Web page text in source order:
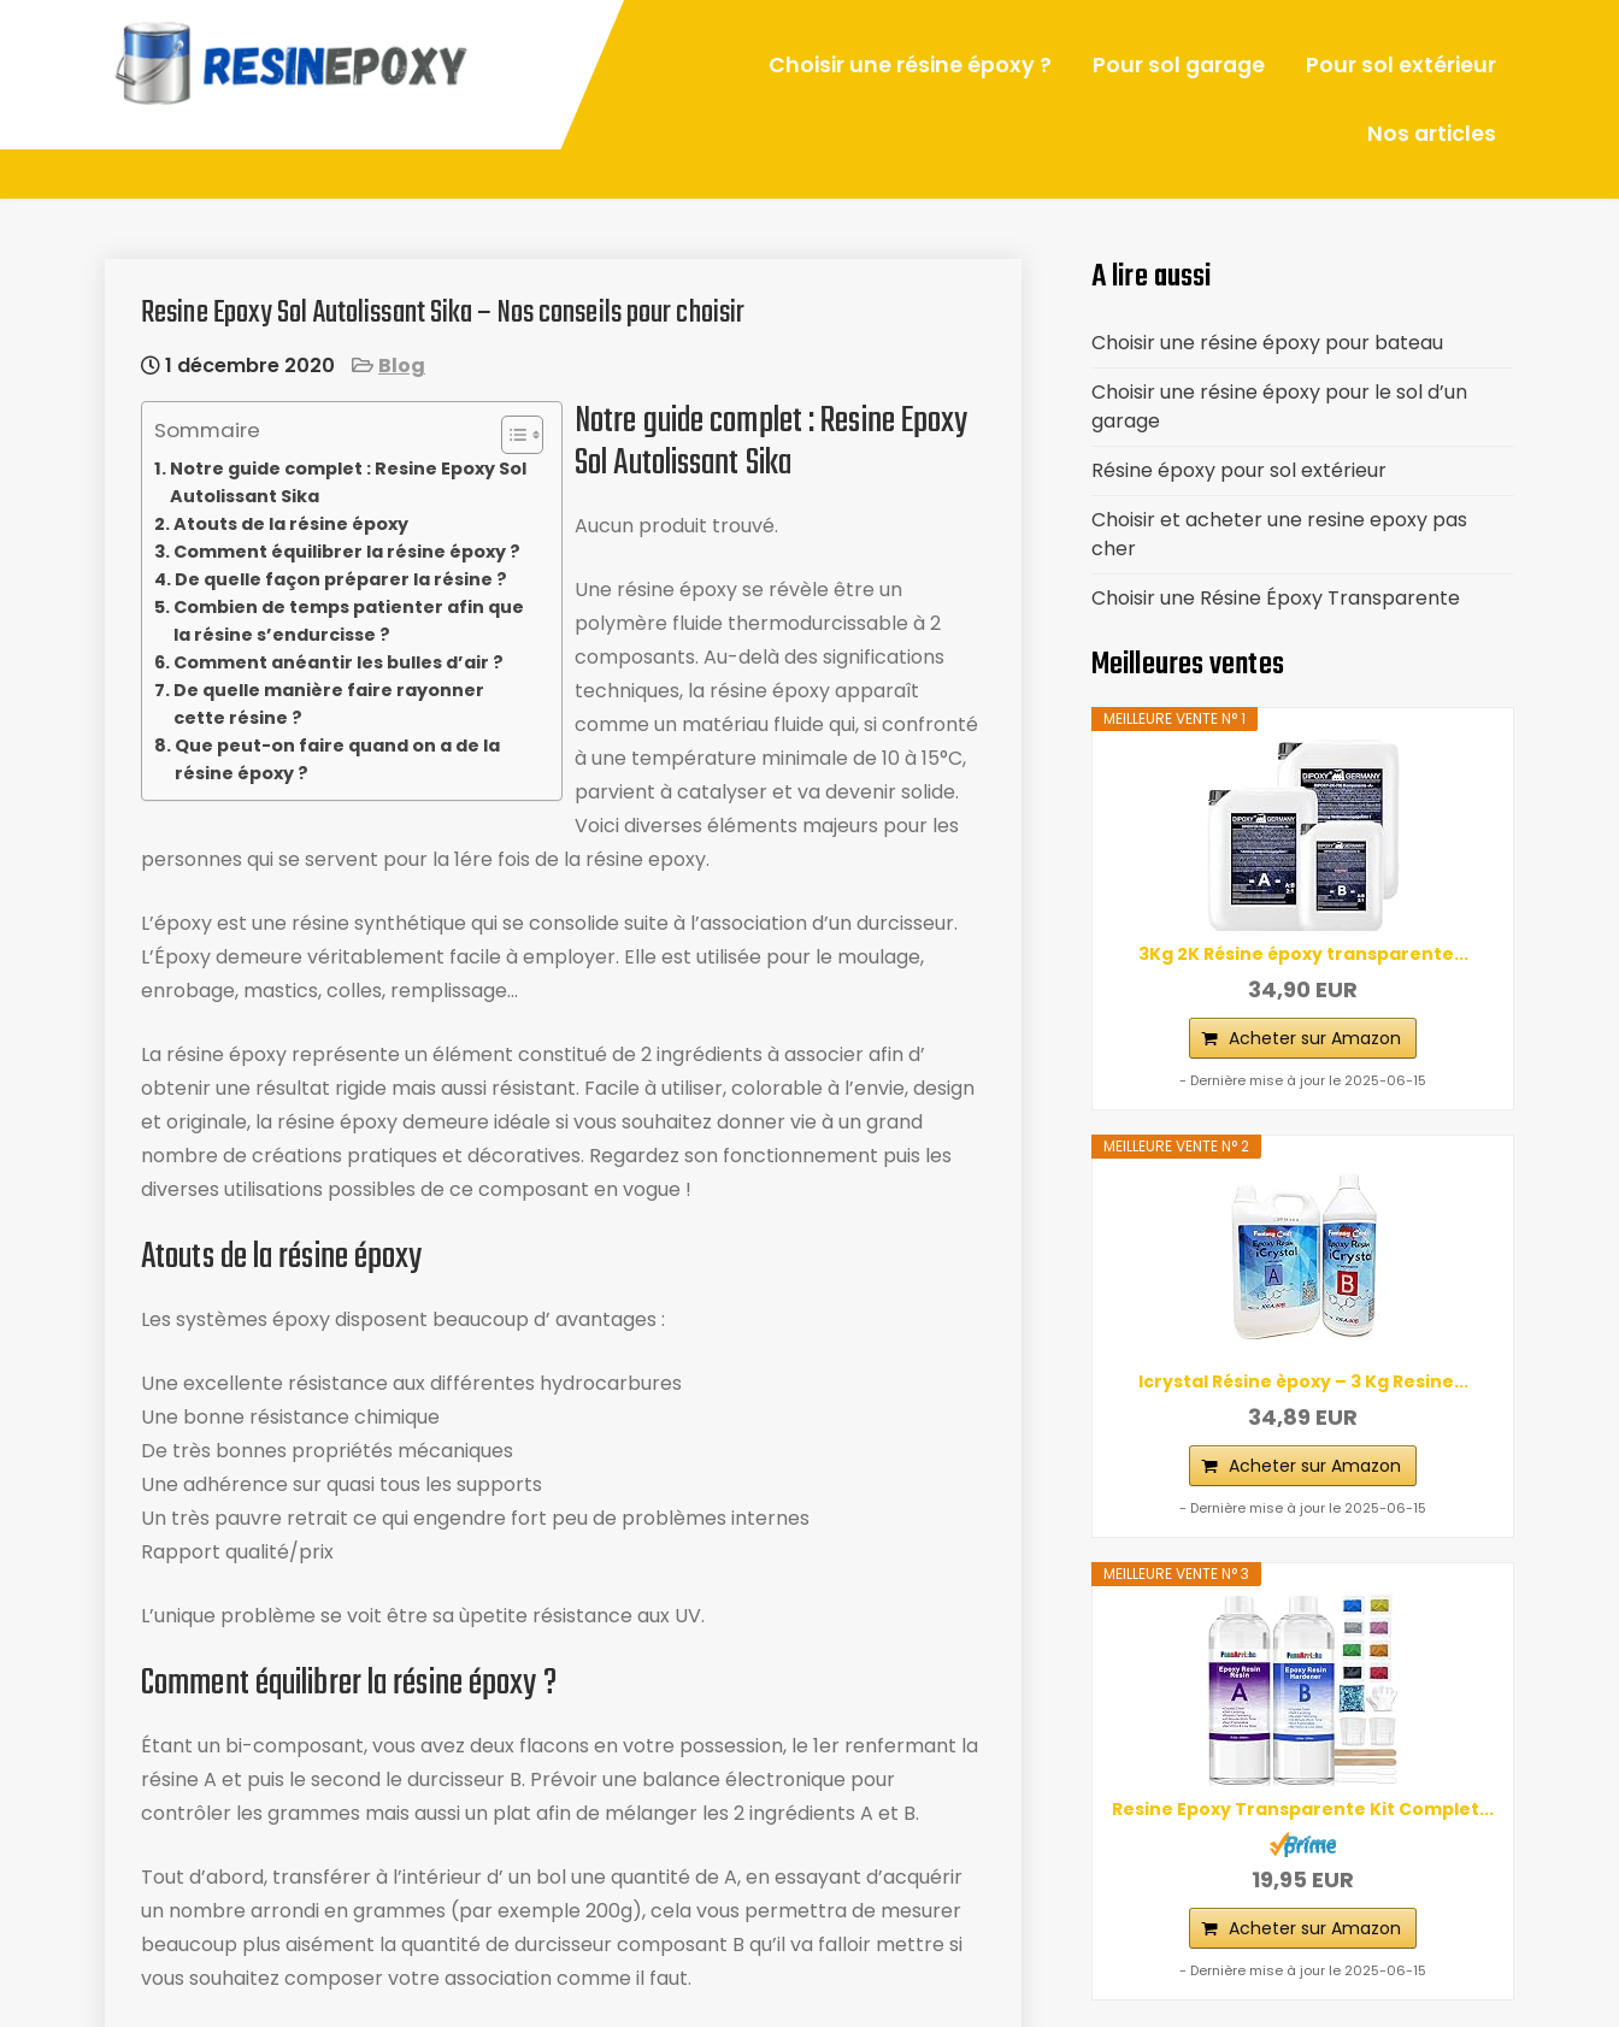
Guide d'achat : Résine
époxy
Choisir une résine époxy ? Pour sol garage Pour sol extérieur
Nos articles
Resine Epoxy Sol Autolissant Sika – Nos conseils pour choisir
1 décembre 2020 Blog
Sommaire
Notre guide complet : Resine Epoxy Sol
Autolissant Sika
Atouts de la résine époxy
Comment équilibrer la résine époxy ?
De quelle façon préparer la résine ?
Combien de temps patienter afin que
la résine s’endurcisse ?
Comment anéantir les bulles d’air ?
De quelle manière faire rayonner
cette résine ?
Que peut-on faire quand on a de la
résine époxy ?
Notre guide complet : Resine Epoxy
Sol Autolissant Sika
Aucun produit trouvé.
Une résine époxy se révèle être un
polymère fluide thermodurcissable à 2
composants. Au-delà des significations
techniques, la résine époxy apparaît
comme un matériau fluide ​qui, si confronté
à une température minimale de 10 à 15°C,
parvient à catalyser et va devenir solide. ​
Voici diverses éléments majeurs pour les
personnes qui se servent pour la 1ére fois de la résine epoxy.
L’époxy est une résine synthétique qui se consolide suite à l’association d’un durcisseur.
L’Époxy demeure véritablement facile à employer. Elle est utilisée pour le moulage,
enrobage, mastics, colles, remplissage…
La résine époxy représente un élément constitué de 2 ingrédients à associer afin d’
obtenir une résultat rigide mais aussi résistant. Facile à utiliser, colorable à l’envie, design
et originale, la résine époxy demeure idéale si vous souhaitez donner vie à un grand
nombre de créations pratiques et décoratives. Regardez son fonctionnement puis les
diverses utilisations possibles de ce composant en vogue !
Atouts de la résine époxy
Les systèmes époxy disposent beaucoup d’ avantages :
Une excellente résistance aux différentes hydrocarbures
Une bonne résistance chimique
De très bonnes propriétés mécaniques
Une adhérence sur quasi tous les supports
Un très pauvre retrait ce qui engendre fort peu de problèmes internes
Rapport qualité/prix
L’unique problème se voit être sa ùpetite résistance aux UV.
Comment équilibrer la résine époxy ?
Étant un bi-composant, vous avez deux flacons en votre possession, le 1er renfermant la
résine A et puis le second le durcisseur B. Prévoir une balance électronique ​pour
contrôler les grammes mais aussi un plat afin de mélanger les 2 ingrédients A et B.
Tout d’abord, transférer à l’intérieur d’ un bol une quantité de A, en essayant d’acquérir
un nombre arrondi en grammes (par exemple 200g), cela vous permettra de mesurer
beaucoup plus aisément la quantité de durcisseur composant B qu’il va falloir mettre si
vous souhaitez composer votre association comme il faut.
A lire aussi
Choisir une résine époxy pour bateau
Choisir une résine époxy pour le sol d’un
garage
Résine époxy pour sol extérieur
Choisir et acheter une resine epoxy pas
cher
Choisir une Résine Époxy Transparente
Meilleures ventes
MEILLEURE VENTE N° 1
3Kg 2K Résine époxy transparente...
34,90 EUR
Acheter sur Amazon
- Dernière mise à jour le 2025-06-15
MEILLEURE VENTE N° 2
Icrystal Résine èpoxy – 3 Kg Resine...
34,89 EUR
Acheter sur Amazon
- Dernière mise à jour le 2025-06-15
MEILLEURE VENTE N° 3
Resine Epoxy Transparente Kit Complet...
19,95 EUR
Acheter sur Amazon
- Dernière mise à jour le 2025-06-15